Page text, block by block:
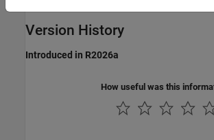
Version History
Introduced in R2026a
How useful was this